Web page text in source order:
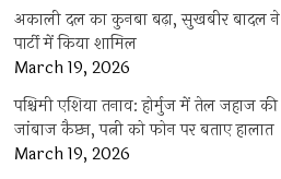
अकाली दल का कुनबा बढ़ा, सुखबीर बादल
पार्टी में किया शामिल
March 19, 2026
पश्चिमी एशिया तनाव: होर्मुज में तेल जहाज
जांबाज कैप्टन, पत्नी को फोन पर बताए हालात
March 19, 2026